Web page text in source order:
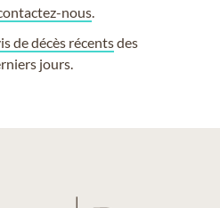
nous
de décès récentsdes
jours.